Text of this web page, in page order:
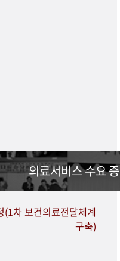
의료서비스 수요
차 보건의료전달체계
구축)